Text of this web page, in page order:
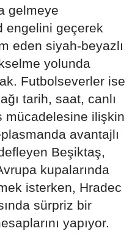
gelmeye
engelini geçerek
eden siyah-beyazlı
yolunda
Futbolseverler ise
tarih, saat, canlı
mücadelesine ilişkin
avantajlı
Beşiktaş,
kupalarında
isterken, Hradec
sürpriz bir
yapıyor.